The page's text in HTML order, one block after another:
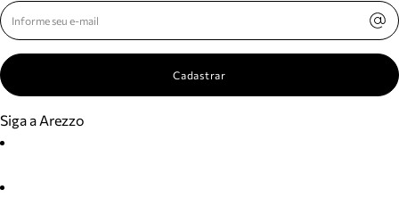
Cadastrar
Siga a Arezzo